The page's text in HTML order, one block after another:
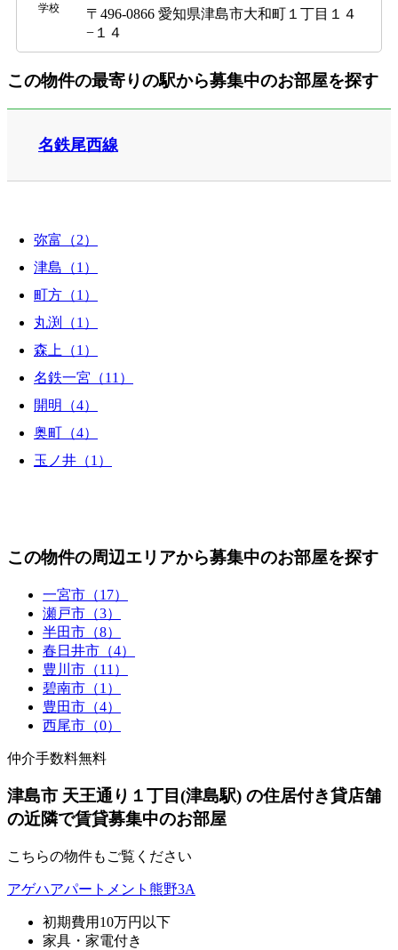
学校
〒496-0866 愛知県津島市大和町１丁目１４
−１４
この物件の最寄りの駅から募集中のお部屋を探す
名鉄尾西線
弥富（2）
津島（1）
町方（1）
丸渕（1）
森上（1）
名鉄一宮（11）
開明（4）
奥町（4）
玉ノ井（1）
この物件の周辺エリアから募集中のお部屋を探す
一宮市（17）
瀬戸市（3）
半田市（8）
春日井市（4）
豊川市（11）
碧南市（1）
豊田市（4）
西尾市（0）
仲介手数料無料
津島市 天王通り１丁目(津島駅) の住居付き貸店舗
の近隣で賃貸募集中のお部屋
こちらの物件もご覧ください
アゲハアパートメント熊野3A
初期費用10万円以下
家具・家電付き